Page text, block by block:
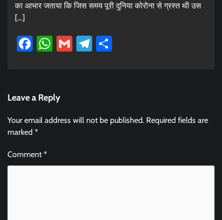
का आभार जताया कि जिस समय पूरी दुनिया कोरोना से ग्रस्त थी उस
[…]
Facebook
WhatsApp
GmailTelegram
Leave a Reply
Your email address will not be published. Required fields are
marked *
Comment*